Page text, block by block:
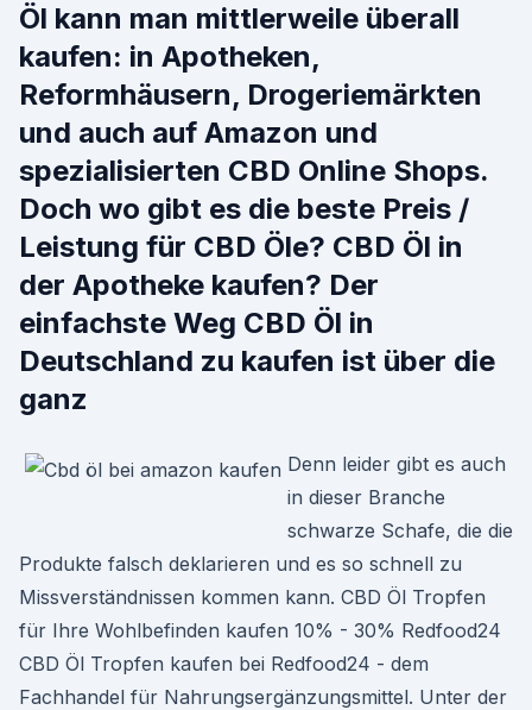
Öl kann man mittlerweile überall
kaufen: in Apotheken,
Reformhäusern, Drogeriemärkten
und auch auf Amazon und
spezialisierten CBD Online Shops.
Doch wo gibt es die beste Preis /
Leistung für CBD Öle? CBD Öl in
der Apotheke kaufen? Der
einfachste Weg CBD Öl in
Deutschland zu kaufen ist über die
ganz
Denn leider gibt es auch
in dieser Branche
schwarze Schafe, die die
Produkte falsch deklarieren und es so schnell zu
Missverständnissen kommen kann. CBD Öl Tropfen
für Ihre Wohlbefinden kaufen 10% - 30% Redfood24
CBD Öl Tropfen kaufen bei Redfood24 - dem
Fachhandel für Nahrungsergänzungsmittel. Unter der